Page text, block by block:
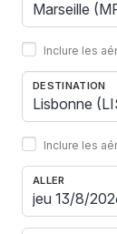
Inclure les
DESTINATION
Inclure les
ALLER